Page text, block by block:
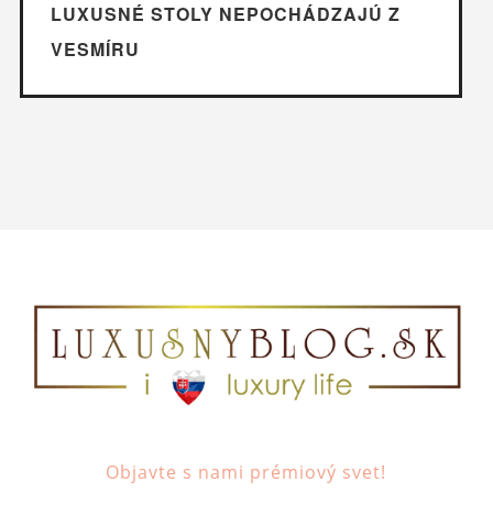
LUXUSNÉ STOLY NEPOCHÁDZAJÚ Z
VESMÍRU
Objavte s nami prémiový svet!